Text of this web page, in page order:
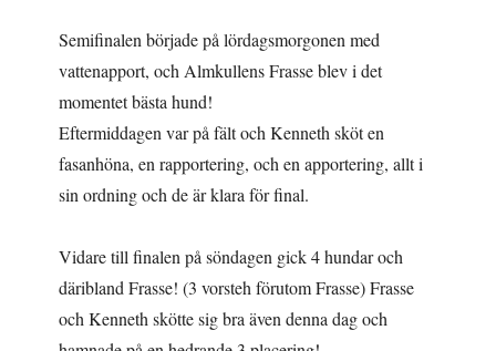
Semifinalen började på lördagsmorgonen med
vattenapport, och Almkullens Frasse blev i det
momentet bästa hund!
Eftermiddagen var på fält och Kenneth sköt en
fasanhöna, en rapportering, och en apportering, allt i
sin ordning och de är klara för final.
Vidare till finalen på söndagen gick 4 hundar och
däribland Frasse! (3 vorsteh förutom Frasse) Frasse
och Kenneth skötte sig bra även denna dag och